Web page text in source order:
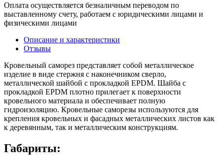
Оплата осуществляется безналичным переводом по
выставленному счету, работаем с юридическими лицами и
физическими лицами
Описание и характеристики
Отзывы
Кровельный саморез представляет собой металлическое
изделие в виде стержня с наконечником сверло,
металлической шайбой с прокладкой EPDM. Шайба с
прокладкой EPDM плотно прилегает к поверхности
кровельного материала и обеспечивает полную
гидроизоляцию. Кровельные саморезы используются для
крепления кровельных и фасадных металлических листов как
к деревянным, так и металлическим конструкциям.
Габариты: